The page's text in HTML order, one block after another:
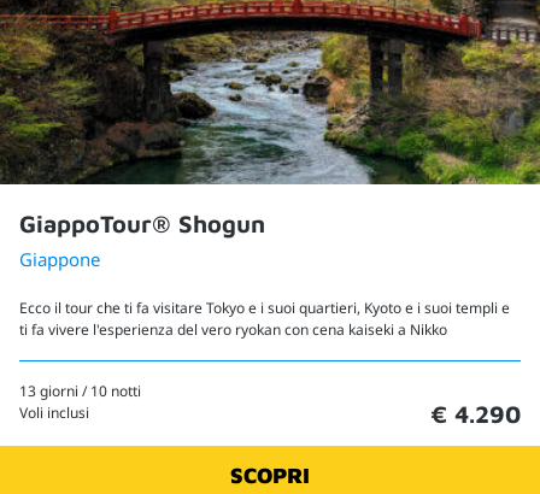
GiappoTour® Shogun
Giappone
Ecco il tour che ti fa visitare Tokyo e i suoi quartieri, Kyoto e i suoi templi e
ti fa vivere l'esperienza del vero ryokan con cena kaiseki a Nikko
13 giorni / 10 notti
Voli inclusi
€ 4.290
SCOPRI